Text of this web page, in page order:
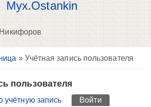
Myx.Ostankin
» Учётная запись пользователя
пользователя
учётную запись Войти